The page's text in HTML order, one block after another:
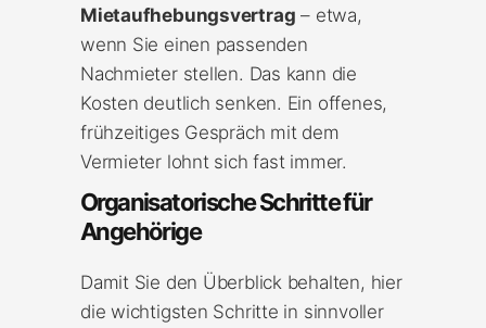
Mietaufhebungsvertrag – etwa,
wenn Sie einen passenden
Nachmieter stellen. Das kann die
Kosten deutlich senken. Ein offenes,
frühzeitiges Gespräch mit dem
Vermieter lohnt sich fast immer.
Organisatorische Schritte für
Angehörige
Damit Sie den Überblick behalten, hier
die wichtigsten Schritte in sinnvoller